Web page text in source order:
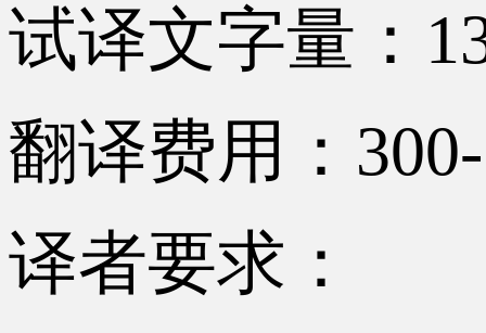
试译文字量：
翻译费用：
译者要求：